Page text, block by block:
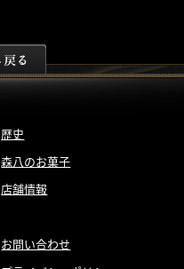
歴史
森八のお菓子
店舗情報
お問い合わせ